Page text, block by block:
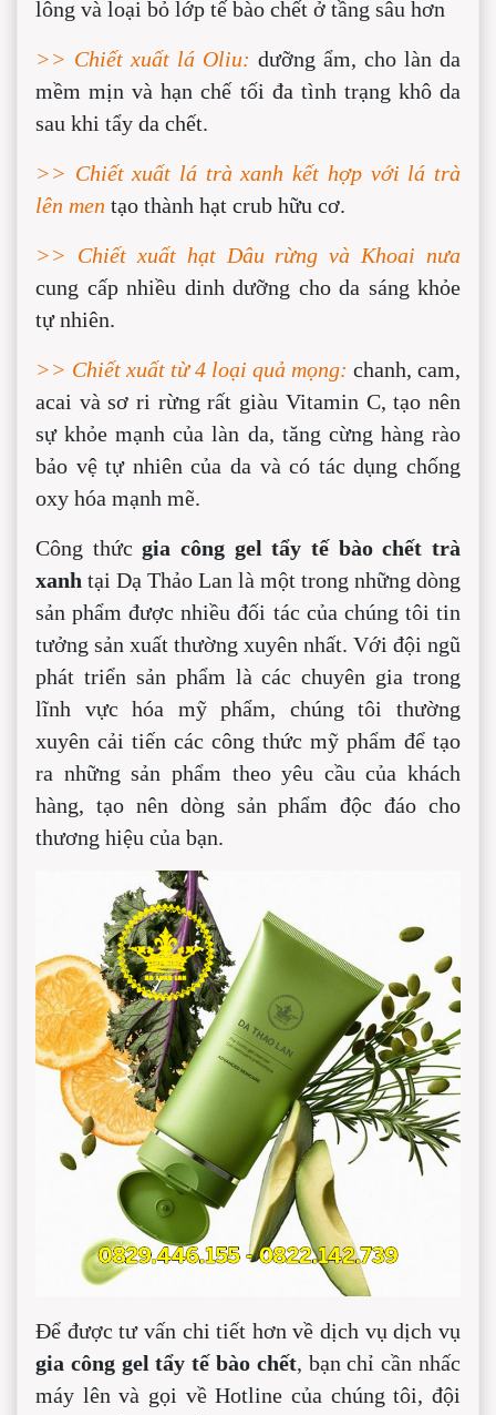
lông và loại bỏ lớp tế bào chết ở tầng sâu hơn
>> Chiết xuất lá Oliu: dưỡng ẩm, cho làn da
mềm mịn và hạn chế tối đa tình trạng khô da
sau khi tẩy da chết.
>> Chiết xuất lá trà xanh kết hợp với lá trà
lên men tạo thành hạt crub hữu cơ.
>> Chiết xuất hạt Dâu rừng và Khoai nưa
cung cấp nhiều dinh dưỡng cho da sáng khỏe
tự nhiên.
>> Chiết xuất từ 4 loại quả mọng: chanh, cam,
acai và sơ ri rừng rất giàu Vitamin C, tạo nên
sự khỏe mạnh của làn da, tăng cừng hàng rào
bảo vệ tự nhiên của da và có tác dụng chống
oxy hóa mạnh mẽ.
Công thứcgia công gel tẩy tế bào chết trà
xanh tại Dạ Thảo Lan là một trong những dòng
sản phẩm được nhiều đối tác của chúng tôi tin
tưởng sản xuất thường xuyên nhất. Với đội ngũ
phát triển sản phẩm là các chuyên gia trong
lĩnh vực hóa mỹ phẩm, chúng tôi thường
xuyên cải tiến các công thức mỹ phẩm để tạo
ra những sản phẩm theo yêu cầu của khách
hàng, tạo nên dòng sản phẩm độc đáo cho
thương hiệu của bạn.
Để được tư vấn chi tiết hơn về dịch vụ dịch vụ
gia công gel tẩy tế bào chết, bạn chỉ cần nhấc
máy lên và gọi về Hotline của chúng tôi, đội